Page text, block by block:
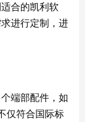
合的凯利软
进行定制，进
端部配件，如
仅符合国际标